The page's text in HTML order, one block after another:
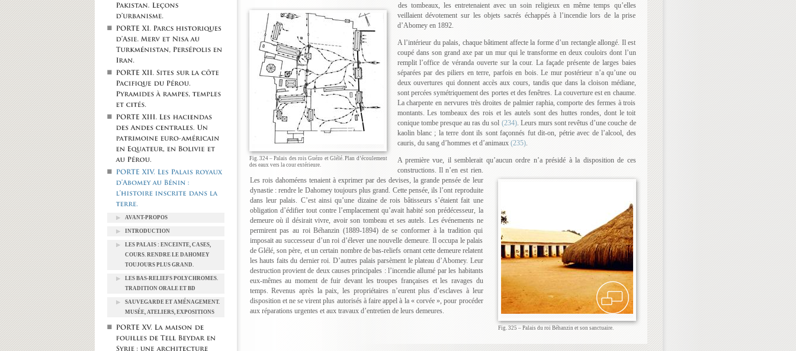
AVANT-PROPOS
INTRODUCTION
LES PALAIS : ENCEINTE, CASES,
COURS. RENDRE LE DAHOMEY
TOUJOURS PLUS GRAND.
LES BAS-RELIEFS POLYCHROMES.
TRADITION ORALE ET BD
SAUVEGARDE ET AMÉNAGEMENT.
MUSÉE, ATELIERS, EXPOSITIONS
Fig. 324 – Palais des rois Guézo et Glélé. Plan d’écoulement
des eaux vers la cour extérieure.
des tombeaux, les entretenaient avec un soin religieux en même temps qu’elles
veillaient dévotement sur les objets sacrés échappés à l’incendie lors de la prise
d’Abomey en 1892.
A l’intérieur du palais, chaque bâtiment affecte la forme d’un rectangle allongé. Il est
coupé dans son grand axe par un mur qui le transforme en deux couloirs dont l’un
remplit l’office de véranda ouverte sur la cour. La façade présente de larges baies
séparées par des piliers en terre, parfois en bois. Le mur postérieur n’a qu’une ou
deux ouvertures qui donnent accès aux cours, tandis que dans la cloison médiane,
sont percées symétriquement des portes et des fenêtres. La couverture est en chaume.
La charpente en nervures très droites de palmier raphia, comporte des fermes à trois
montants. Les tombeaux des rois et les autels sont des huttes rondes, dont le toit
conique tombe presque au ras du sol (234). Leurs murs sont revêtus d’une couche de
kaolin blanc ; la terre dont ils sont façonnés fut dit-on, pétrie avec de l’alcool, des
cauris, du sang d’hommes et d’animaux(235).
Fig. 325 – Palais du roi Béhanzin et son sanctuaire.
A première vue, il semblerait qu’aucun ordre n’a présidé à la disposition de ces
constructions. Il n’en est rien.
Les rois dahoméens tenaient à exprimer par des devises, la grande pensée de leur
dynastie : rendre le Dahomey toujours plus grand. Cette pensée, ils l’ont reproduite
dans leur palais. C’est ainsi qu’une dizaine de rois bâtisseurs s’étaient fait une
obligation d’édifier tout contre l’emplacement qu’avait habité son prédécesseur, la
demeure où il désirait vivre, avoir son tombeau et ses autels. Les événements ne
permirent pas au roi Béhanzin (1889-1894) de se conformer à la tradition qui
imposait au successeur d’un roi d’élever une nouvelle demeure. Il occupa le palais
de Glélé, son père, et un certain nombre de bas-reliefs ornant cette demeure relatent
les hauts faits du dernier roi. D’autres palais parsèment le plateau d’Abomey. Leur
destruction provient de deux causes principales : l’incendie allumé par les habitants
eux-mêmes au moment de fuir devant les troupes françaises et les ravages du
temps. Revenus après la paix, les propriétaires n’eurent plus d’esclaves à leur
disposition et ne se virent plus autorisés à faire appel à la « corvée », pour procéder
aux réparations urgentes et aux travaux d’entretien de leurs demeures.